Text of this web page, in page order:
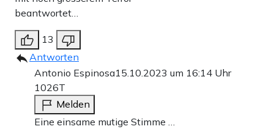
beantwortet…
13
Antworten
Antonio Espinosa15.10.2023 um 16:14 Uhr
1026T
Melden
Eine einsame mutige Stimme …